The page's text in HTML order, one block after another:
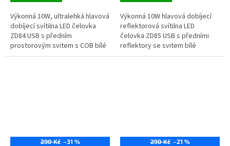
Výkonná 10W, ultralehká hlavová
dobíjecí svítilna LED čelovka
ZD84 USB s předním
prostorovým svitem s COB bílé
neutrální barvy. Svítilna je
Výkonná 10W hlavová dobíjecí
reflektorová svítilna LED
čelovka ZD85 USB s předními
reflektory se svitem bílé
neutrální barvy. Je určena pro
290 Kč –31 % 290 Kč –21 %